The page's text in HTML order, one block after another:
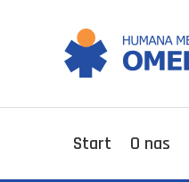
Start O nas